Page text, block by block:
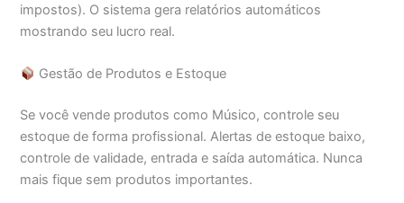
impostos). O sistema gera relatórios automáticos
mostrando seu lucro real.
Gestão de Produtos e Estoque
Se você vende produtos como Músico, controle seu
estoque de forma profissional. Alertas de estoque baixo,
controle de validade, entrada e saída automática. Nunca
mais fique sem produtos importantes.